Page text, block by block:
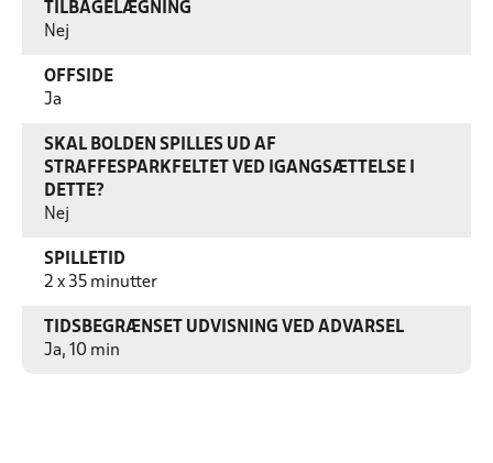
TILBAGELÆGNING
Nej
OFFSIDE
Ja
SKAL BOLDEN SPILLES UD AF
STRAFFESPARKFELTET VED IGANGSÆTTELSE I
DETTE?
Nej
SPILLETID
2 x 35 minutter
TIDSBEGRÆNSET UDVISNING VED ADVARSEL
Ja, 10 min